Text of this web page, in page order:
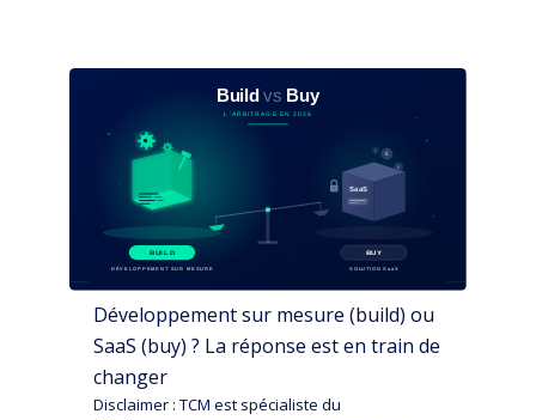
Développement sur mesure (build) ou
SaaS (buy) ? La réponse est en train de
changer
Disclaimer : TCM est spécialiste du